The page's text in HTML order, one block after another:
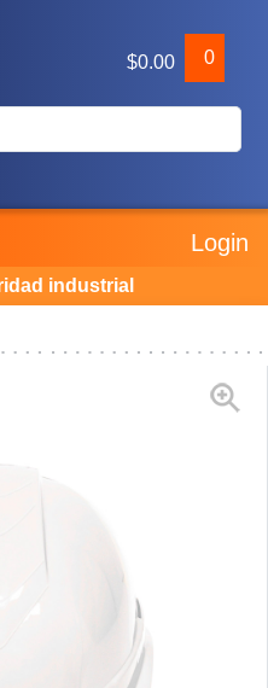
$0.00 0
Login
industrial